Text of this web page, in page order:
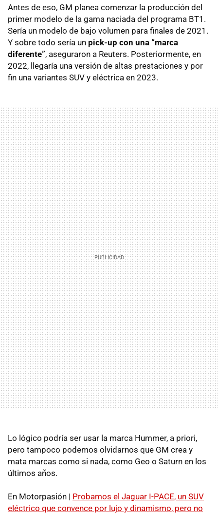
Antes de eso, GM planea comenzar la producción del
primer modelo de la gama naciada del programa BT1.
Sería un modelo de bajo volumen para finales de 2021.
Y sobre todo sería un pick-up con una “marca
diferente”, aseguraron a Reuters. Posteriormente, en
2022, llegaría una versión de altas prestaciones y por
fin una variantes SUV y eléctrica en 2023.
Lo lógico podría ser usar la marca Hummer, a priori,
pero tampoco podemos olvidarnos que GM crea y
mata marcas como si nada, como Geo o Saturn en los
últimos años.
En Motorpasión | Probamos el Jaguar I-PACE, un SUV
eléctrico que convence por lujo y dinamismo, pero no